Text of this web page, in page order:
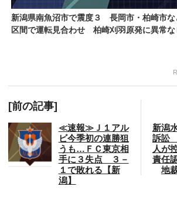
新潟県南魚沼市で震度３ 長岡市・柏崎市
区間で運転見合わせ 柏崎刈羽原発に異常な
[前の記事]
≪速報≫Ｊ１アル
ビ今季初の連勝狙
うも…ＦＣ東京相
手に３失点 ３－
１で敗れる【新
潟】
新潟
訴訟
人が
責任
地